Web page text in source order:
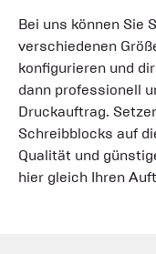
Bei uns können Sie
verschiedenen
konfigurieren und
dann professionell
Druckauftrag.
Schreibblocks auf
Qualität und
hier gleich Ihren